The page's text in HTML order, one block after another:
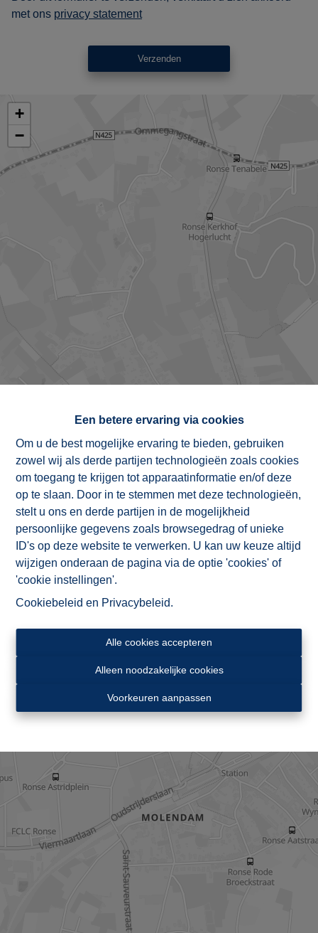
Een betere ervaring via cookies
Om u de best mogelijke ervaring te bieden, gebruiken
zowel wij als derde partijen technologieën zoals cookies
om toegang te krijgen tot apparaatinformatie en/of deze
op te slaan. Door in te stemmen met deze technologieën,
stelt u ons en derde partijen in de mogelijkheid
persoonlijke gegevens zoals browsegedrag of unieke
ID's op deze website te verwerken. U kan uw keuze altijd
wijzigen onderaan de pagina via de optie 'cookies' of
'cookie instellingen'.
Cookiebeleid en Privacybeleid.
Alle cookies accepteren
Alleen noodzakelijke cookies
Voorkeuren aanpassen
met ons privacy statement
Verzenden